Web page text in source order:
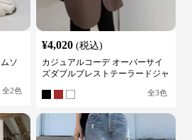
ソ
全2色
¥4,020 (税込)
カジュアルコーデ オーバーサイ
ズダブルブレストテーラードジャ
全3色